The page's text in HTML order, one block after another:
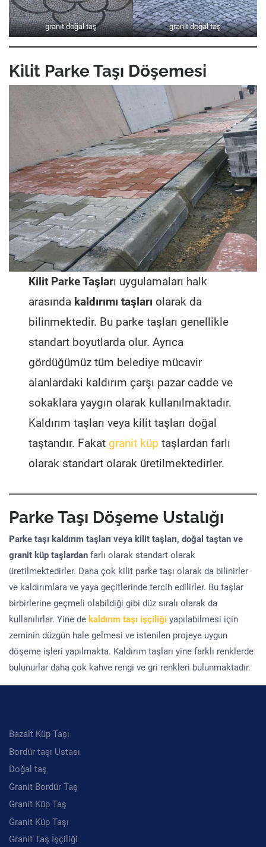
granit doğal taş granit doğal taş
Kilit Parke Taşı Döşemesi
Kilit Parke Taşları uygulamaları halk
arasında kaldırımı taşları olarak da
bilinmektedir. Bu parke taşları genellikle
standart boyutlarda olur. Ayrıca
gördüğümüz tüm belediye mücavir
alanlardaki kaldırım çarşı pazar cadde ve
sokaklara yaygın olarak kullanılmaktadır.
Kaldırım taşları veya kilit taşları doğal
taştandır. Fakat granit küp taşlardan farlı
olarak standart olarak üretilmektedirler.
Parke Taşı Döşeme Ustalığı
Parke taşı kaldırım taşları veya kilit taşları, doğal taştan ve
granit küp taşlardan farlı olarak standart olarak
üretilmektedirler. Daha çok kilit parke taşı olarak da bilinirler
ve kaldırımlara ve yaya geçitlerinde tercih edilirler. Bu taşlar
birbirlerine geçmeli olabildiği gibi düz sıralı olarak da
kullanılırlar. Yine de kaldırım taşı işçiliği yapılabilmesi için
zeminin düzgün hale gelmesi ve istenilen projeye uygun
döşeme işleri yapılmakta. Kaldırım taşları yine farklı renklerde
bulunurlar daha çok kahve rengi ve gri renkleri bulunmaktadır.
Bazalt Küp Taşı
Bordür taşı Ustası
Doğal taş
Granit Bordür Taş
Granit Küp Taş
Granit Küp Taşı
Granit Taş İşçiliği